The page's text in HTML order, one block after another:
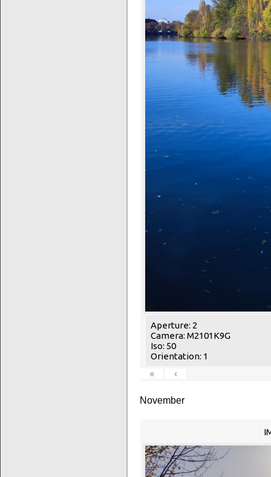
Aperture: 2
Camera: M2101K9G
Iso: 50
Orientation: 1
«
‹
November